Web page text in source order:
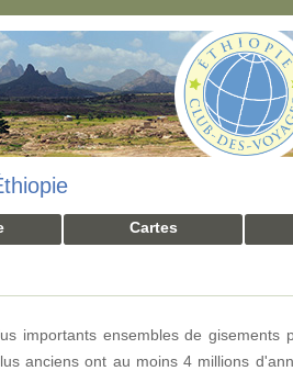
Cartes
importants ensembles de gisements
anciens ont au moins 4 millions